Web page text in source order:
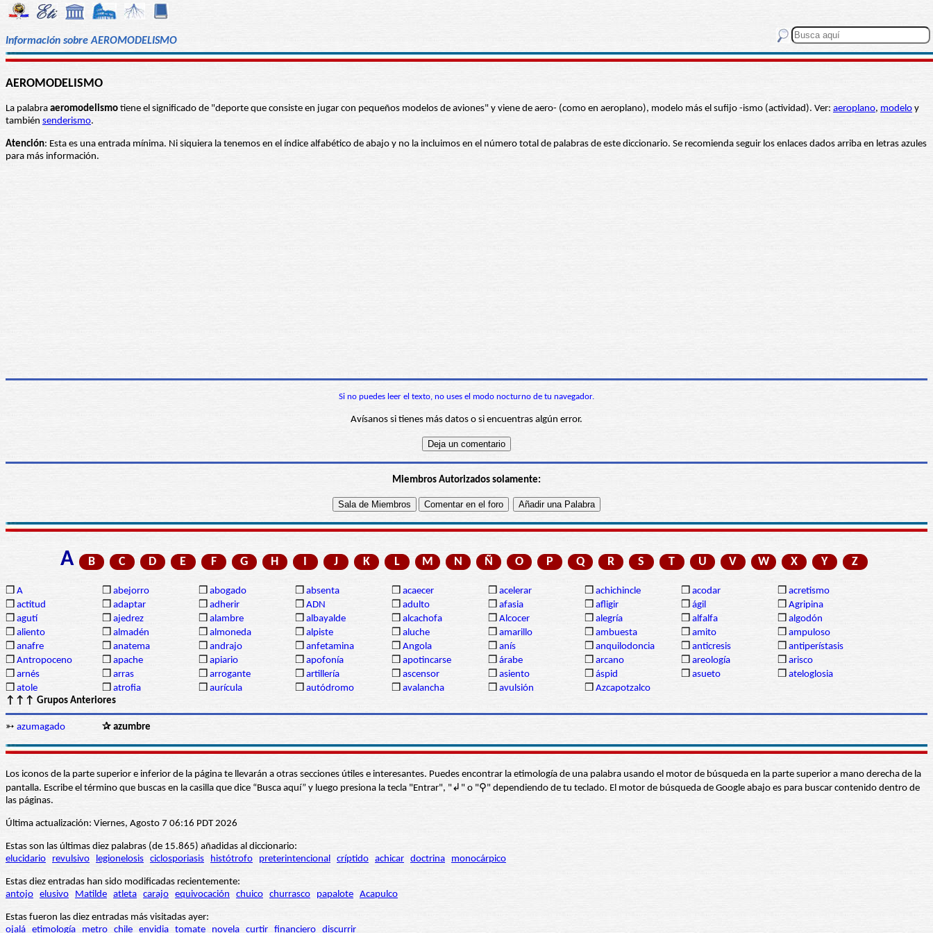
Información sobre AEROMODELISMO
AEROMODELISMO
La palabra aeromodelismo tiene el significado de "deporte que consiste en jugar con pequeños modelos de aviones" y viene de aero- (como en aeroplano), modelo más el sufijo -ismo (actividad). Ver: aeroplano, modelo y
también senderismo.
Atención: Esta es una entrada mínima. Ni siquiera la tenemos en el índice alfabético de abajo y no la incluimos en el número total de palabras de este diccionario. Se recomienda seguir los enlaces dados arriba en letras azules
para más información.
Si no puedes leer el texto, no uses el modo nocturno de tu navegador.
Avísanos si tienes más datos o si encuentras algún error.
Miembros Autorizados solamente:
A B C D E F G H I J K L M N Ñ O P Q R S T U V W X Y Z
❒ A ❒ abejorro ❒ abogado ❒ absenta ❒ acaecer ❒ acelerar ❒ achichincle ❒ acodar ❒ acretismo
❒ actitud ❒ adaptar ❒ adherir ❒ ADN ❒ adulto ❒ afasia ❒ afligir ❒ ágil ❒ Agripina
❒ agutí ❒ ajedrez ❒ alambre ❒ albayalde ❒ alcachofa ❒ Alcocer ❒ alegría ❒ alfalfa ❒ algodón
❒ aliento ❒ almadén ❒ almoneda ❒ alpiste ❒ aluche ❒ amarillo ❒ ambuesta ❒ amito ❒ ampuloso
❒ anafre ❒ anatema ❒ andrajo ❒ anfetamina ❒ Angola ❒ anís ❒ anquilodoncia ❒ anticresis ❒ antiperístasis
❒ Antropoceno ❒ apache ❒ apiario ❒ apofonía ❒ apotincarse ❒ árabe ❒ arcano ❒ areología ❒ arisco
❒ arnés ❒ arras ❒ arrogante ❒ artillería ❒ ascensor ❒ asiento ❒ áspid ❒ asueto ❒ ateloglosia
❒ atole ❒ atrofia ❒ aurícula ❒ autódromo ❒ avalancha ❒ avulsión ❒ Azcapotzalco
↑↑↑ Grupos Anteriores
➳ azumagado ✰ azumbre
Los iconos de la parte superior e inferior de la página te llevarán a otras secciones útiles e interesantes. Puedes encontrar la etimología de una palabra usando el motor de búsqueda en la parte superior a mano derecha de la
pantalla. Escribe el término que buscas en la casilla que dice “Busca aquí” y luego presiona la tecla "Entrar", "↲" o "⚲" dependiendo de tu teclado. El motor de búsqueda de Google abajo es para buscar contenido dentro de
las páginas.
Última actualización: Viernes, Agosto 7 06:16 PDT 2026
Estas son las últimas diez palabras (de 15.865) añadidas al diccionario:
elucidario
revulsivo legionelosis ciclosporiasis histótrofo preterintencional críptido achicar doctrina monocárpico
Estas diez entradas han sido modificadas recientemente:
antojo elusivo Matilde atleta carajo equivocación chuico churrasco papalote Acapulco
Estas fueron las diez entradas más visitadas ayer:
ojalá etimología metro chile envidia tomate novela curtir financiero discurrir